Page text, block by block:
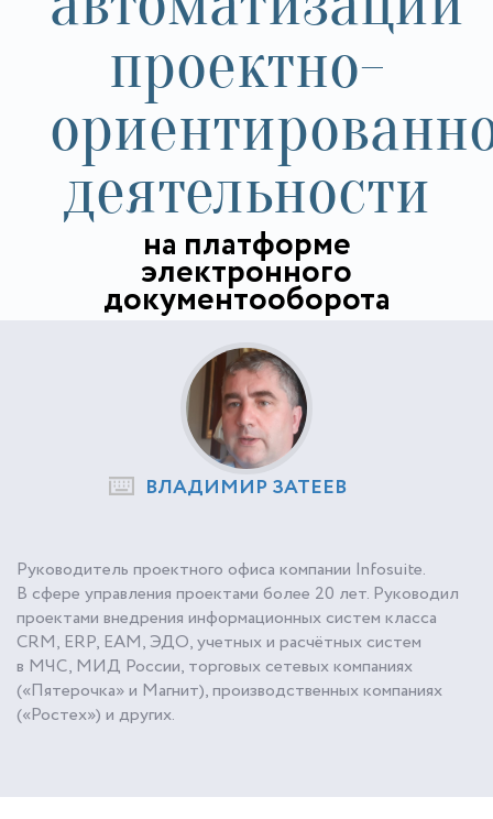
проектно-
деятельности
на платформе
электронного
документооборота
ВЛАДИМИР ЗАТЕЕВ
Руководитель проектного офиса компании Infosuite.
В сфере управления проектами более 20 лет. Руководил
проектами внедрения информационных систем класса
CRM, ERP, EAМ, ЭДО, учетных и расчётных систем
в МЧС, МИД России, торговых сетевых компаниях
(«Пятерочка» и Магнит), производственных компаниях
(«Ростех») и других.